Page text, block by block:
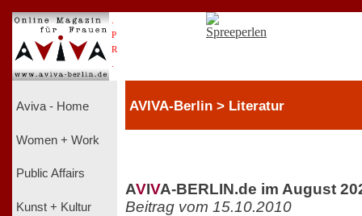
P
R
Aviva - Home
Women + Work
Public Affairs
Kunst + Kultur
AVIVA-Berlin > Literatur
AVIVA-BERLIN.de im August
Beitrag vom 15.10.2010